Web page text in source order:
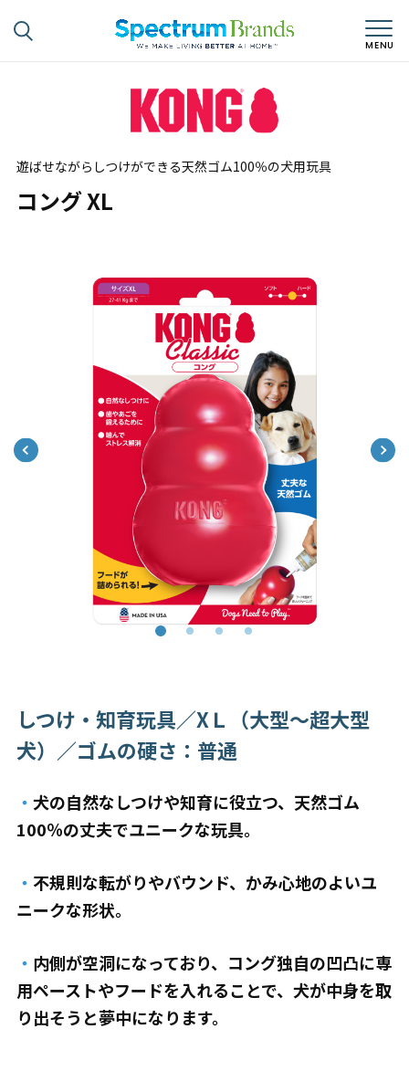
遊ばせながらしつけができる天然ゴム100％の犬用玩具
コング XL
しつけ・知育玩具／XＬ（大型～超大型
犬）／ゴムの硬さ：普通
・ 犬の自然なしつけや知育に役立つ、天然ゴム
100％の丈夫でユニークな玩具。
・ 不規則な転がりやバウンド、かみ心地のよいユ
ニークな形状。
・ 内側が空洞になっており、コング独自の凹凸に専
用ペーストやフードを入れることで、犬が中身を取
り出そうと夢中になります。